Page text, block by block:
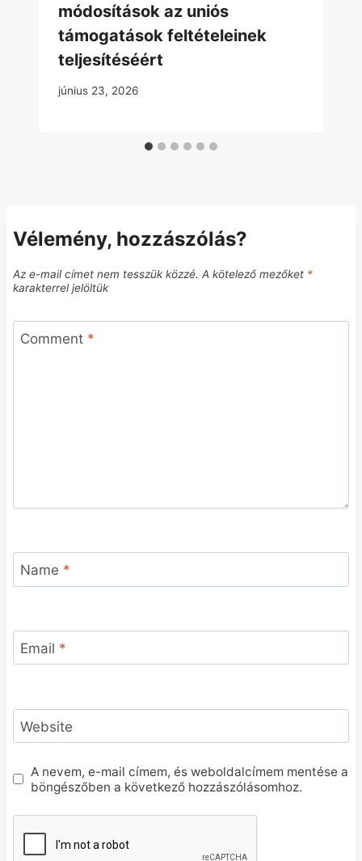
módosítások az uniós
támogatások feltételeinek
teljesítéséért
június 23, 2026
Vélemény, hozzászólás?
Az e-mail címet nem tesszük közzé. A kötelező mezőket *
karakterrel jelöltük
Comment *
Name *
Email *
Website
A nevem, e-mail címem, és weboldalcímem mentése a
böngészőben a következő hozzászólásomhoz.